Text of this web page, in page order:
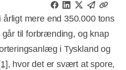
mere end 350.000 tons
går til forbrænding, og knap
i Tyskland og
, hvor det er svært at spore,